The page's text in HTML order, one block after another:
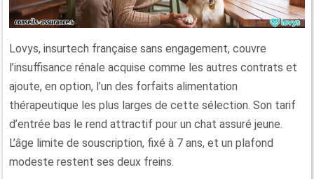
Lovys, insurtech française sans engagement, couvre
l’insuffisance rénale acquise comme les autres contrats et
ajoute, en option, l’un des forfaits alimentation
thérapeutique les plus larges de cette sélection. Son tarif
d’entrée bas le rend attractif pour un chat assuré jeune.
L’âge limite de souscription, fixé à 7 ans, et un plafond
modeste restent ses deux freins.